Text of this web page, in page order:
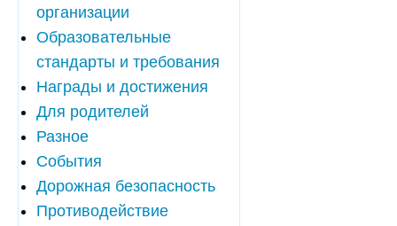
организации
Образовательные
стандарты и требования
Награды и достижения
Для родителей
Разное
События
Дорожная безопасность
Противодействие